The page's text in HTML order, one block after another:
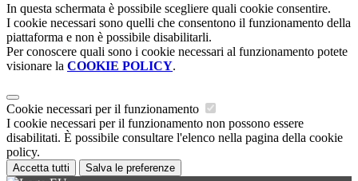
In questa schermata è possibile scegliere quali cookie consentire.
I cookie necessari sono quelli che consentono il funzionamento della
piattaforma e non è possibile disabilitarli.
Per conoscere quali sono i cookie necessari al funzionamento potete
visionare la COOKIE POLICY.
Cookie necessari per il funzionamento
I cookie necessari per il funzionamento non possono essere
disabilitati. È possibile consultare l'elenco nella pagina della cookie
policy.
Accetta tutti Salva le preferenze